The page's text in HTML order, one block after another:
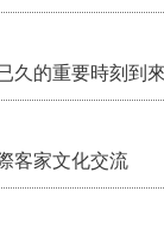
客家文化交流